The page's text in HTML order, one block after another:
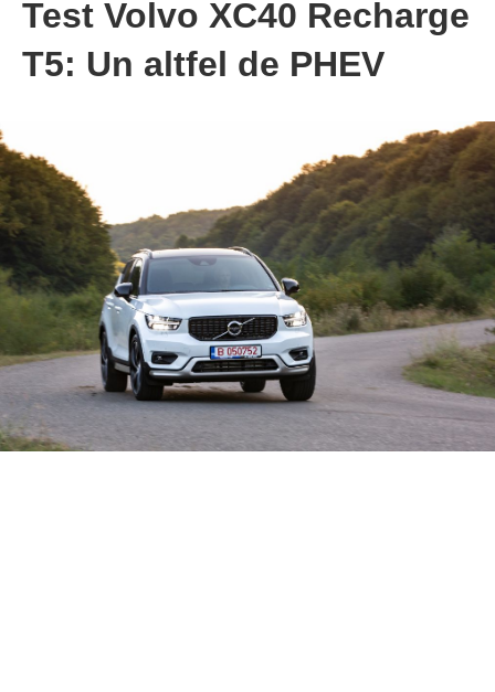
Test Volvo XC40 Recharge
T5: Un altfel de PHEV